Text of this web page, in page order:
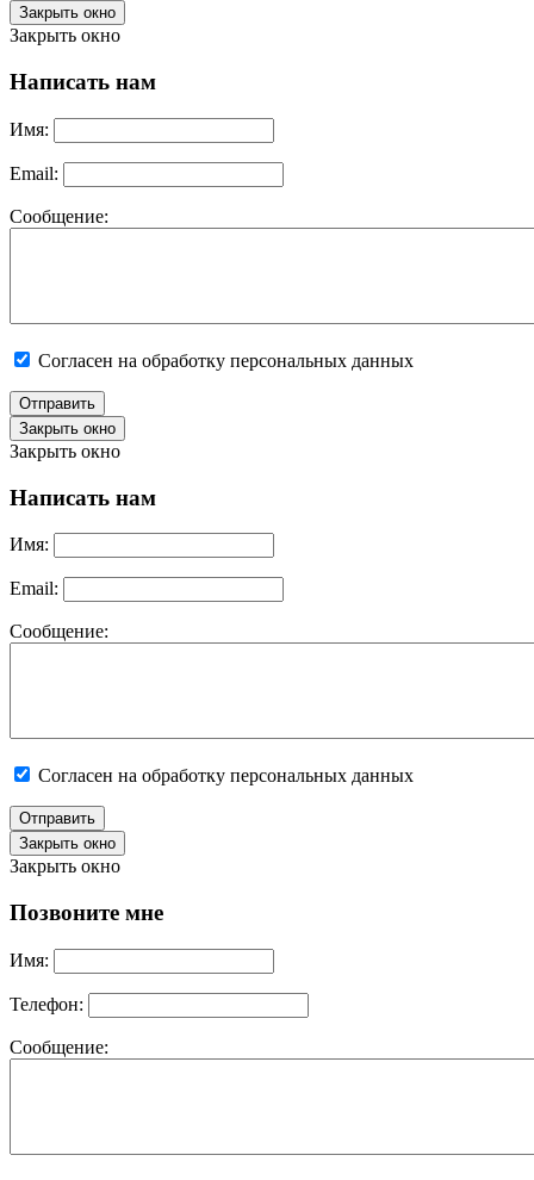
Закрыть окно
Закрыть окно
Написать нам
Имя:
Email:
Сообщение:
Согласен на обработку персональных данных
Отправить
Закрыть окно
Закрыть окно
Написать нам
Имя:
Email:
Сообщение:
Согласен на обработку персональных данных
Отправить
Закрыть окно
Закрыть окно
Позвоните мне
Имя:
Телефон:
Сообщение: